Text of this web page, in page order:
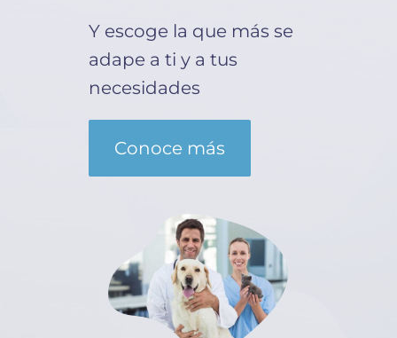
Y escoge la que más se
adape a ti y a tus
necesidades
Conoce más